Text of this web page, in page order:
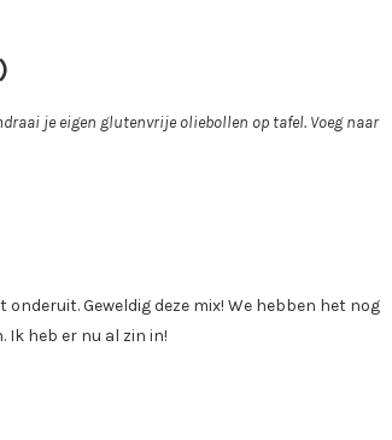
je eigen glutenvrije oliebollen op tafel. Voeg naar
Geweldig deze mix! We hebben het nog
Ik heb er nu al zin in!